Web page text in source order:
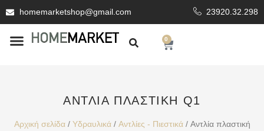
homemarketshop@gmail.com 23920.32.298
0
ΑΝΤΛΊΑ ΠΛΑΣΤΙΚΉ Q1
Αρχική σελίδα/ Υδραυλικά/ Αντλίες - Πιεστικά/ Αντλία πλαστική